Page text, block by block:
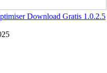
Download Gratis 1.0.2.5